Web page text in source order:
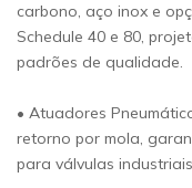
carbono, aço inox e
Schedule 40 e 80,
padrões de qualidade.
• Atuadores
retorno por mola,
para válvulas